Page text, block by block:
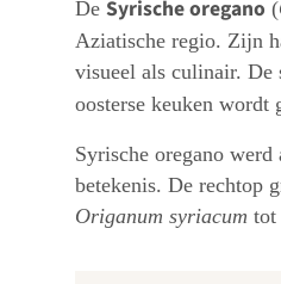
De Syrische oregano (
Aziatische regio. Zijn
visueel als culinair. De
oosterse keuken wordt
Syrische oregano
betekenis. De rechtop
Origanum syriacum tot